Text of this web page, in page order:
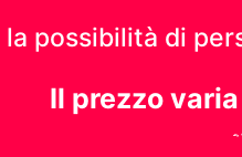
possibilità di
Il prezzo